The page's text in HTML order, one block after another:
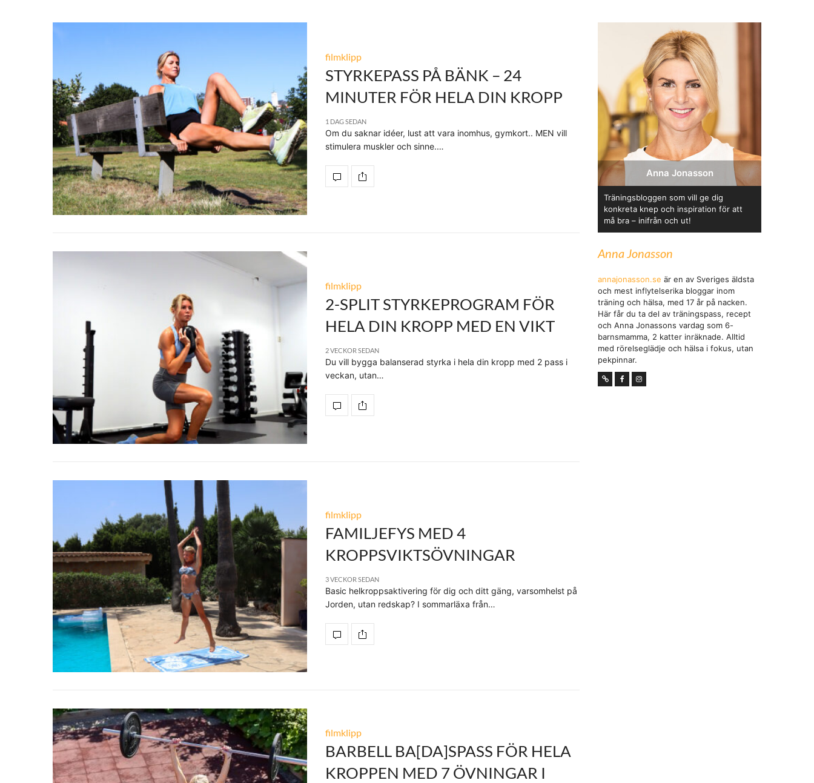
filmklipp
STYRKEPASS PÅ BÄNK – 24
MINUTER FÖR HELA DIN KROPP
1 DAG SEDAN
Om du saknar idéer, lust att vara inomhus, gymkort.. MEN vill
stimulera muskler och sinne.…
filmklipp
2-SPLIT STYRKEPROGRAM FÖR
HELA DIN KROPP MED EN VIKT
2 VECKOR SEDAN
Du vill bygga balanserad styrka i hela din kropp med 2 pass i
veckan, utan…
filmklipp
FAMILJEFYS MED 4
KROPPSVIKTSÖVNINGAR
3 VECKOR SEDAN
Basic helkroppsaktivering för dig och ditt gäng, varsomhelst på
Jorden, utan redskap? I sommarläxa från…
filmklipp
BARBELL BA[DA]SPASS FÖR HELA
KROPPEN MED 7 ÖVNINGAR I
Anna Jonasson
Träningsbloggen som vill ge dig
konkreta knep och inspiration för att
må bra – inifrån och ut!
Anna Jonasson
annajonasson.se är en av Sveriges äldsta
och mest inflytelserika bloggar inom
träning och hälsa, med 17 år på nacken.
Här får du ta del av träningspass, recept
och Anna Jonassons vardag som 6-
barnsmamma, 2 katter inräknade. Alltid
med rörelseglädje och hälsa i fokus, utan
pekpinnar.